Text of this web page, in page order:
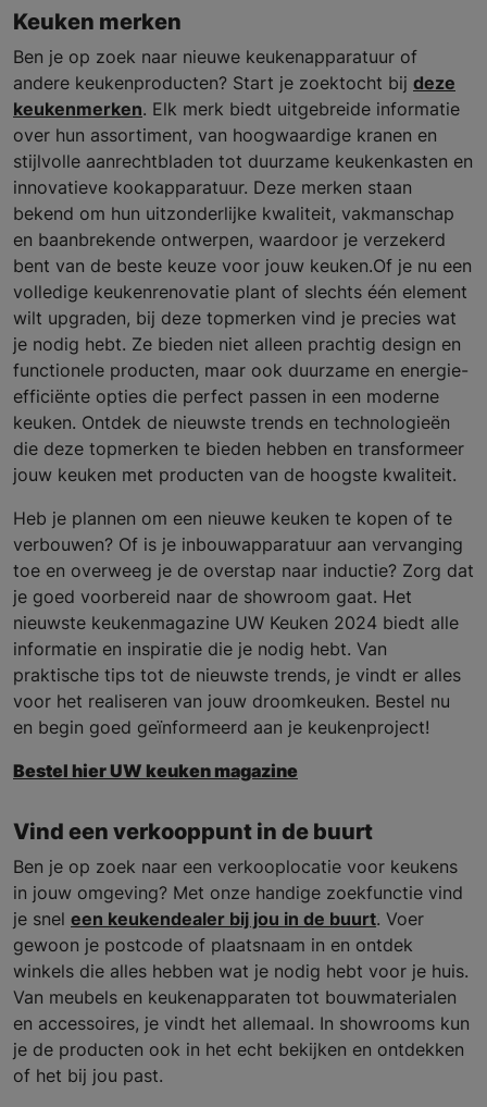
Keuken merken
Ben je op zoek naar nieuwe keukenapparatuur of
andere keukenproducten? Start je zoektocht bij deze
keukenmerken. Elk merk biedt uitgebreide informatie
over hun assortiment, van hoogwaardige kranen en
stijlvolle aanrechtbladen tot duurzame keukenkasten en
innovatieve kookapparatuur. Deze merken staan
bekend om hun uitzonderlijke kwaliteit, vakmanschap
en baanbrekende ontwerpen, waardoor je verzekerd
bent van de beste keuze voor jouw keuken.Of je nu een
volledige keukenrenovatie plant of slechts één element
wilt upgraden, bij deze topmerken vind je precies wat
je nodig hebt. Ze bieden niet alleen prachtig design en
functionele producten, maar ook duurzame en energie-
efficiënte opties die perfect passen in een moderne
keuken. Ontdek de nieuwste trends en technologieën
die deze topmerken te bieden hebben en transformeer
jouw keuken met producten van de hoogste kwaliteit.
Heb je plannen om een nieuwe keuken te kopen of te
verbouwen? Of is je inbouwapparatuur aan vervanging
toe en overweeg je de overstap naar inductie? Zorg dat
je goed voorbereid naar de showroom gaat. Het
nieuwste keukenmagazine UW Keuken 2024 biedt alle
informatie en inspiratie die je nodig hebt. Van
praktische tips tot de nieuwste trends, je vindt er alles
voor het realiseren van jouw droomkeuken. Bestel nu
en begin goed geïnformeerd aan je keukenproject!
Bestel hier UW keuken magazine
Vind een verkooppunt in de buurt
Ben je op zoek naar een verkooplocatie voor keukens
in jouw omgeving? Met onze handige zoekfunctie vind
je snel een keukendealer bij jou in de buurt. Voer
gewoon je postcode of plaatsnaam in en ontdek
winkels die alles hebben wat je nodig hebt voor je huis.
Van meubels en keukenapparaten tot bouwmaterialen
en accessoires, je vindt het allemaal. In showrooms kun
je de producten ook in het echt bekijken en ontdekken
of het bij jou past.